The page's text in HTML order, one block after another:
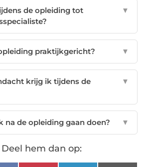
de opleiding tot
▼
praktijkgericht? ▼
krijg ik tijdens de
▼
na de opleiding gaan doen? ▼
hem dan op: